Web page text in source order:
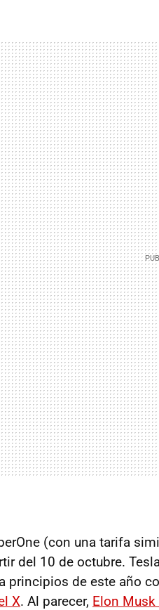
(con una tarifa
del 10 de octubre.
principios de este año
X. Al parecer, Elon